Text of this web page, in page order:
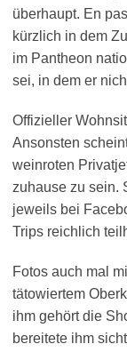
überhaupt. En
kürzlich in dem
im Pantheon
sei, in dem er
Offizieller
Ansonsten
weinroten
zuhause zu sein.
jeweils bei
Trips reichlich
Fotos auch mal
tätowiertem
ihm gehört die
bereitete ihm